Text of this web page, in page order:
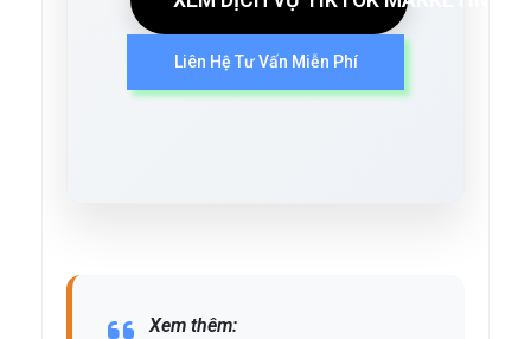
Liên Hệ Tư Vấn Miễn Phí
Xem thêm: